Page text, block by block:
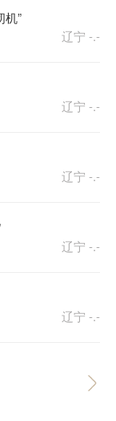
”
辽宁 -.-
辽宁 -.-
辽宁 -.-
辽宁 -.-
辽宁 -.-